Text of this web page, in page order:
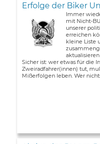
Erfolge der Biker
Immer
mit Nicht-
unserer
erreichen
kleine Liste
Sicher ist: wer etwas für die
Zweiradfahrer(innen) tut,
Mißerfolgen leben. Wer